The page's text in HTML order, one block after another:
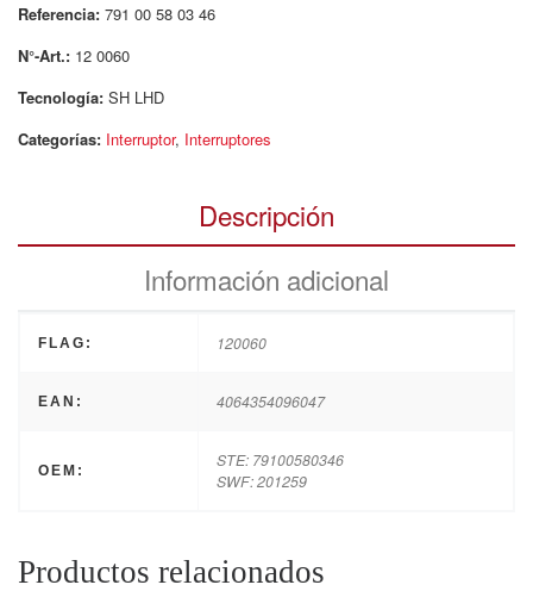
Referencia: 791 00 58 03 46
N°-Art.: 12 0060
Tecnología: SH LHD
Categorías: Interruptor, Interruptores
Descripción
Información adicional
FLAG: 120060
EAN: 4064354096047
OEM:
STE: 79100580346
SWF: 201259
Productos relacionados